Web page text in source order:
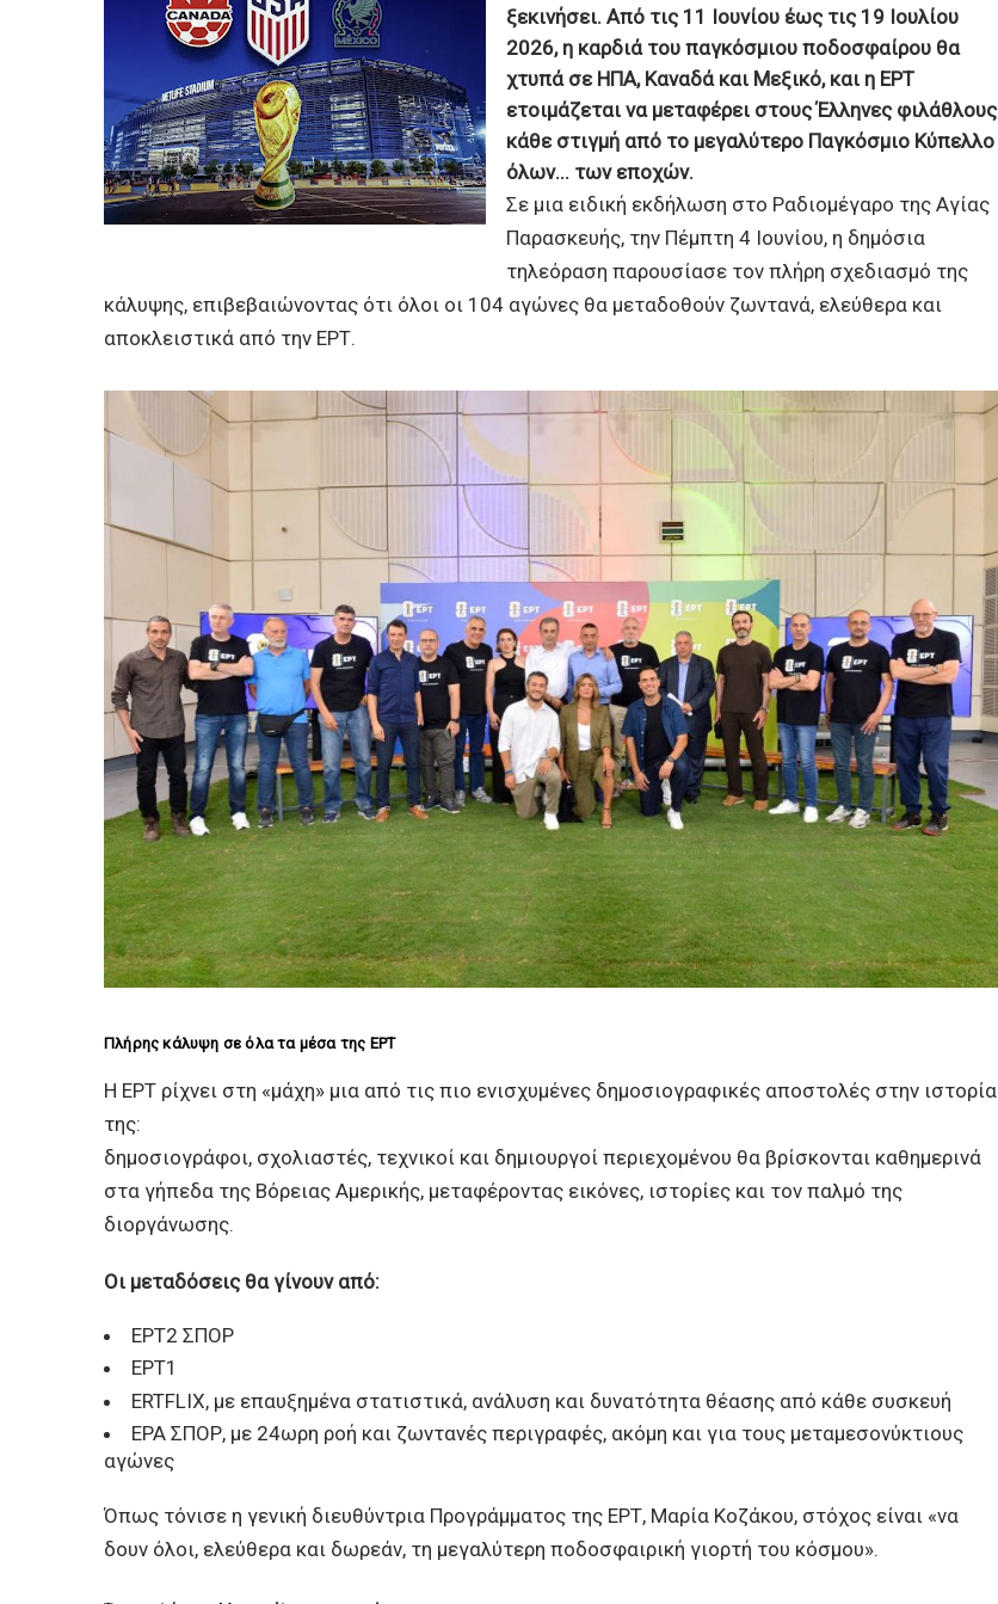
ξεκινήσει. Από τις 11 Ιουνίου έως τις 19 Ιουλίου
2026, η καρδιά του παγκόσμιου ποδοσφαίρου θα
χτυπά σε ΗΠΑ, Καναδά και Μεξικό, και η ΕΡΤ
ετοιμάζεται να μεταφέρει στους Έλληνες φιλάθλους
κάθε στιγμή από το μεγαλύτερο Παγκόσμιο Κύπελλο
όλων... των εποχών.
Σε μια ειδική εκδήλωση στο Ραδιομέγαρο της Αγίας
Παρασκευής, την Πέμπτη 4 Ιουνίου, η δημόσια
τηλεόραση παρουσίασε τον πλήρη σχεδιασμό της
κάλυψης, επιβεβαιώνοντας ότι όλοι οι 104 αγώνες θα μεταδοθούν ζωντανά, ελεύθερα και
αποκλειστικά από την ΕΡΤ.
Πλήρης κάλυψη σε όλα τα μέσα της ΕΡΤ
Η ΕΡΤ ρίχνει στη «μάχη» μια από τις πιο ενισχυμένες δημοσιογραφικές αποστολές στην ιστορία
της:
δημοσιογράφοι, σχολιαστές, τεχνικοί και δημιουργοί περιεχομένου θα βρίσκονται καθημερινά
στα γήπεδα της Βόρειας Αμερικής, μεταφέροντας εικόνες, ιστορίες και τον παλμό της
διοργάνωσης.
Οι μεταδόσεις θα γίνουν από:
ΕΡΤ2 ΣΠΟΡ
ΕΡΤ1
ERTFLIX, με επαυξημένα στατιστικά, ανάλυση και δυνατότητα θέασης από κάθε συσκευή
ΕΡΑ ΣΠΟΡ, με 24ωρη ροή και ζωντανές περιγραφές, ακόμη και για τους μεταμεσονύκτιους
αγώνες
Όπως τόνισε η γενική διευθύντρια Προγράμματος της ΕΡΤ, Μαρία Κοζάκου, στόχος είναι «να
δουν όλοι, ελεύθερα και δωρεάν, τη μεγαλύτερη ποδοσφαιρική γιορτή του κόσμου».